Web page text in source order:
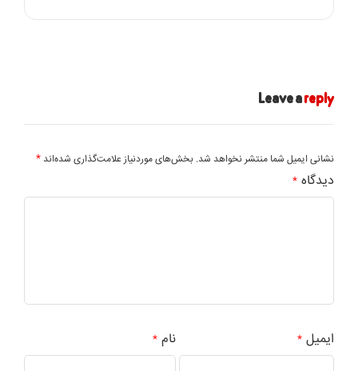
Leave areply
نشانی ایمیل شما منتشر نخواهد شد. بخش‌های موردنیاز علامت‌گذاری شده‌اند *
دیدگاه *
نام * ایمیل*